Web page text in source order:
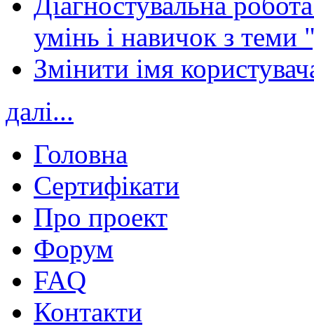
умінь і навичок з теми
Змінити імя
далі...
Головна
Сертифікати
Про проект
Форум
FAQ
Контакти